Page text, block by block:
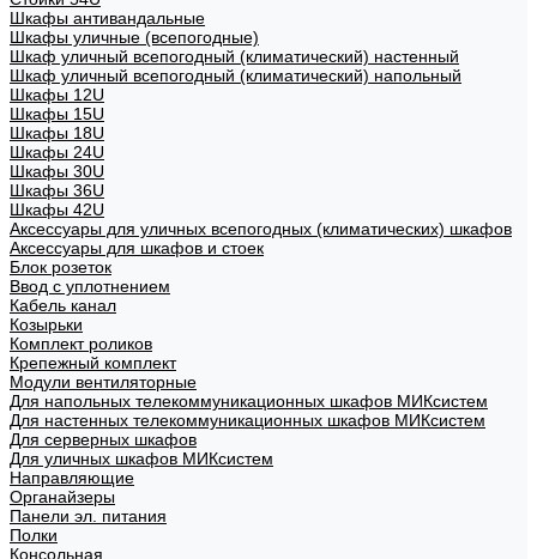
Шкафы антивандальные
Шкафы уличные (всепогодные)
Шкаф уличный всепогодный (климатический) настенный
Шкаф уличный всепогодный (климатический) напольный
Шкафы 12U
Шкафы 15U
Шкафы 18U
Шкафы 24U
Шкафы 30U
Шкафы 36U
Шкафы 42U
Аксессуары для уличных всепогодных (климатических) шкафов
Аксессуары для шкафов и стоек
Блок розеток
Ввод с уплотнением
Кабель канал
Козырьки
Комплект роликов
Крепежный комплект
Модули вентиляторные
Для напольных телекоммуникационных шкафов МИКсистем
Для настенных телекоммуникационных шкафов МИКсистем
Для серверных шкафов
Для уличных шкафов МИКсистем
Направляющие
Органайзеры
Панели эл. питания
Полки
Консольная